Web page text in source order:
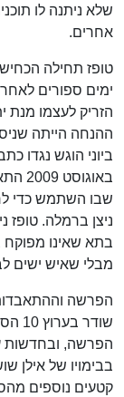
אחרים.
טופז תחילה
הזריק לעצמו מנת
שבו השתמש כדי
ניצן ברמלה.
בתא שאינו
מבלי שאיש ישים
הפרשה
בבימויו של אילן